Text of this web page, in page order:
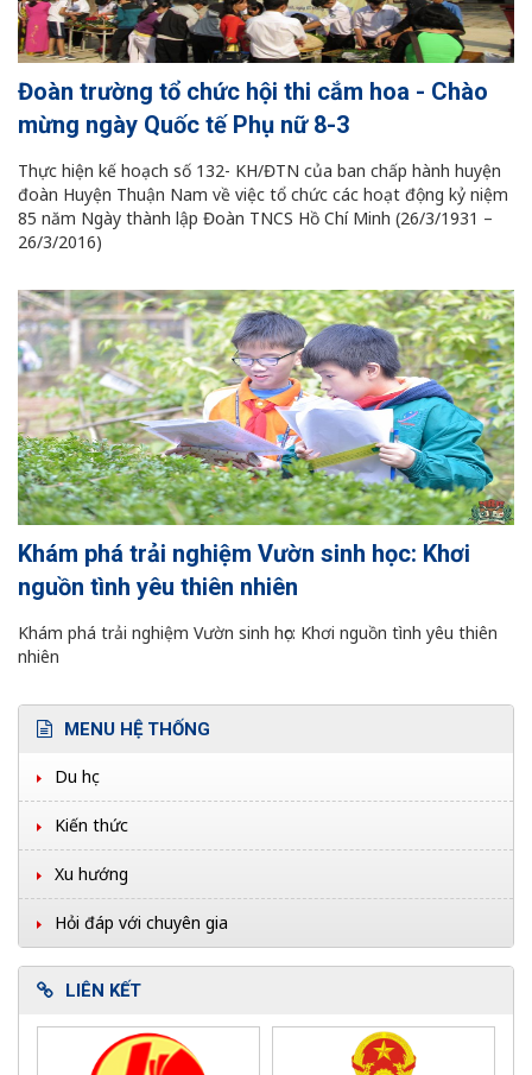
Đoàn trường tổ chức hội thi cắm hoa - Chào
mừng ngày Quốc tế Phụ nữ 8-3
Thực hiện kế hoạch số 132- KH/ĐTN của ban chấp hành huyện
đoàn Huyện Thuận Nam về việc tổ chức các hoạt động kỷ niệm
85 năm Ngày thành lập Đoàn TNCS Hồ Chí Minh (26/3/1931 –
26/3/2016)
Khám phá trải nghiệm Vườn sinh học: Khơi
nguồn tình yêu thiên nhiên
Khám phá trải nghiệm Vườn sinh học: Khơi nguồn tình yêu thiên
nhiên
MENU HỆ THỐNG
Du học
Kiến thức
Xu hướng
Hỏi đáp với chuyên gia
LIÊN KẾT